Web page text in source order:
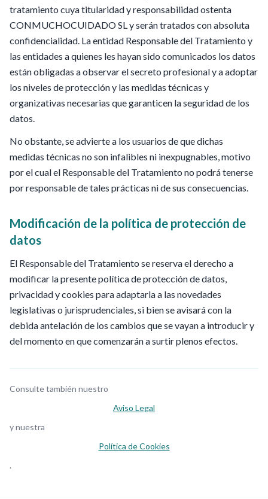
tratamiento cuya titularidad y responsabilidad ostenta
CONMUCHOCUIDADO SL y serán tratados con absoluta
confidencialidad. La entidad Responsable del Tratamiento y
las entidades a quienes les hayan sido comunicados los datos
están obligadas a observar el secreto profesional y a adoptar
los niveles de protección y las medidas técnicas y
organizativas necesarias que garanticen la seguridad de los
datos.
No obstante, se advierte a los usuarios de que dichas
medidas técnicas no son infalibles ni inexpugnables, motivo
por el cual el Responsable del Tratamiento no podrá tenerse
por responsable de tales prácticas ni de sus consecuencias.
Modificación de la política de protección de
datos
El Responsable del Tratamiento se reserva el derecho a
modificar la presente política de protección de datos,
privacidad y cookies para adaptarla a las novedades
legislativas o jurisprudenciales, si bien se avisará con la
debida antelación de los cambios que se vayan a introducir y
del momento en que comenzarán a surtir plenos efectos.
Consulte también nuestro
Aviso Legal
y nuestra
Política de Cookies
.